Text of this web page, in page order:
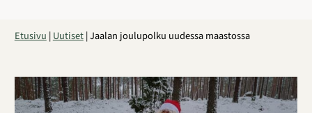
Etusivu|Uutiset|Jaalan joulupolku uudessa maastossa